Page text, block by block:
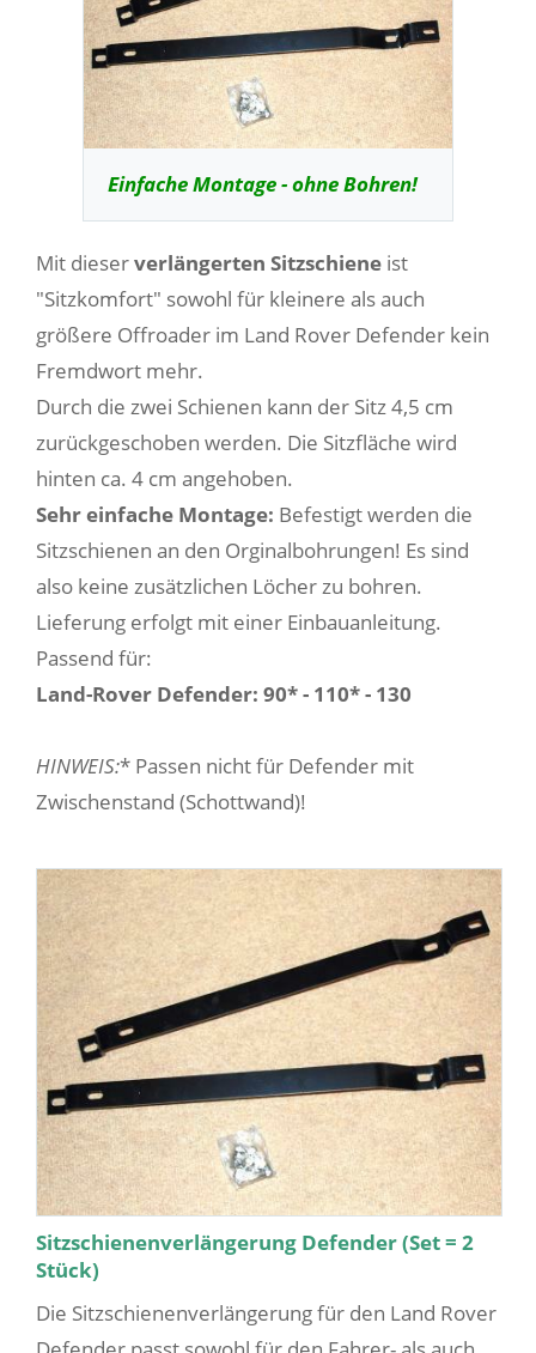
Einfache Montage - ohne Bohren!
Mit dieserverlängerten Sitzschiene ist
"Sitzkomfort" sowohl für kleinere als auch
größere Offroader im Land Rover Defender kein
Fremdwort mehr.
Durch die zwei Schienen kann der Sitz 4,5 cm
zurückgeschoben werden. Die Sitzfläche wird
hinten ca. 4 cm angehoben.
Sehr einfache Montage: Befestigt werden die
Sitzschienen an den Orginalbohrungen! Es sind
also keine zusätzlichen Löcher zu bohren.
Lieferung erfolgt mit einer Einbauanleitung.
Passend für:
Land-Rover Defender: 90* - 110* - 130
HINWEIS:* Passen nicht für Defender mit
Zwischenstand (Schottwand)!
Sitzschienenverlängerung Defender (Set = 2
Stück)
Die Sitzschienenverlängerung für den Land Rover